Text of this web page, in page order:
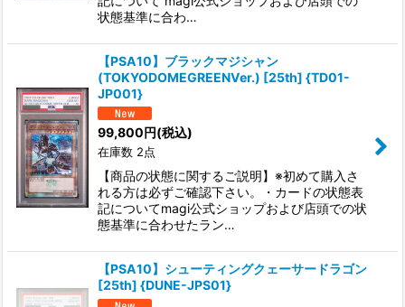
状態基準に合わ…
【PSA10】ブラックマジシャン
(TOKYODOMEGREENVer.) [25th] {TD01-
JP001}
99,800円(税込)
在庫数 2点
【商品の状態に関するご説明】※初めて購入さ
れる方は必ずご確認下さい。・カードの状態表
記についてmagi公式ショップおよび店頭での状
態基準に合わせたラン…
【PSA10】シューティングクェーサードラゴン
[25th] {DUNE-JPS01}